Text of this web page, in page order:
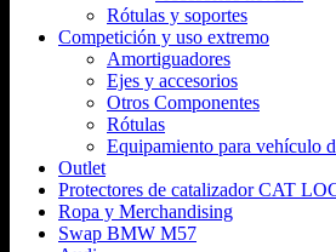
Rótulas y soportes
Competición y uso extremo
Amortiguadores
Ejes y accesorios
Otros Componentes
Rótulas
Equipamiento para vehículo
Outlet
Protectores de catalizador CAT
Ropa y Merchandising
Swap BMW M57